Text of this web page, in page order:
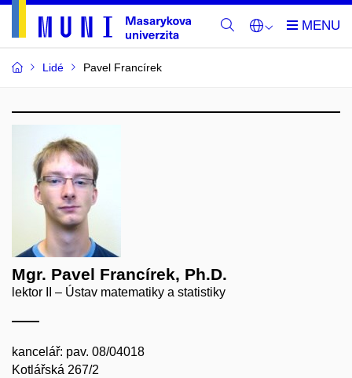
Lidé Pavel Francírek
Mgr. Pavel Francírek, Ph.D.
lektor II – Ústav matematiky a statistiky
kancelář: pav. 08/04018
Kotlářská 267/2